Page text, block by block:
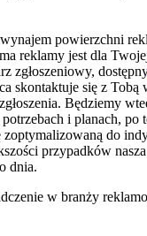
powierzchni
reklamy jest dla
zgłoszeniowy,
skontaktuje się z Tobą
Będziemy
i planach, po
zoptymalizowaną do
przypadków
dnia.
w branży